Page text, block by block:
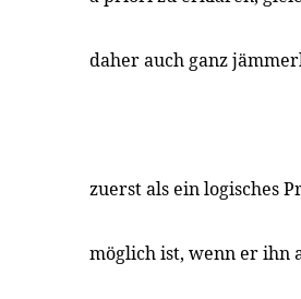
daher auch ganz
zuerst als ein logisches
möglich ist, wenn er ihn